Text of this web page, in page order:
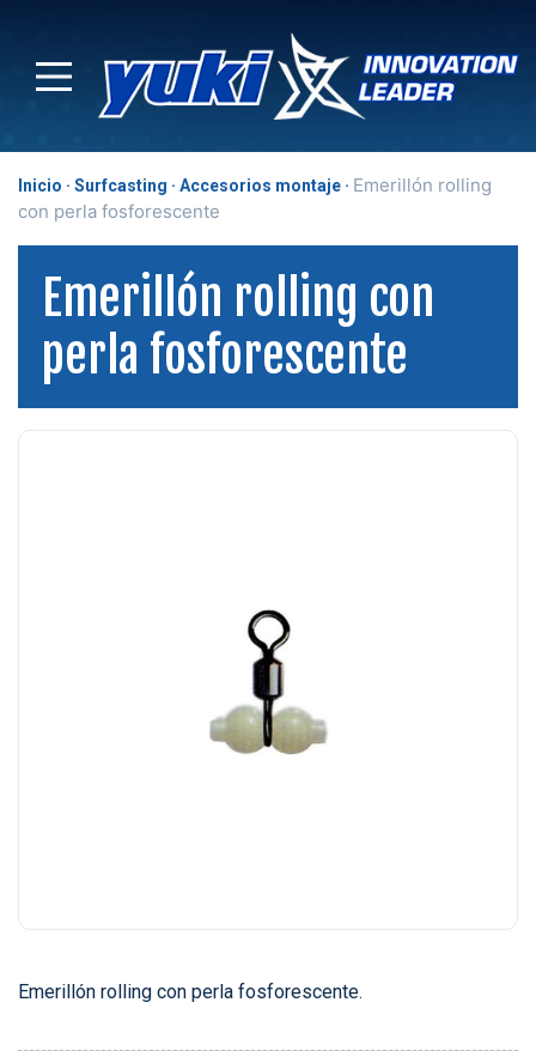
Inicio Surfcasting Accesorios montaje
Emerillón rolling
con perla fosforescente
Emerillón rolling con
perla fosforescente
Emerillón rolling con perla fosforescente.